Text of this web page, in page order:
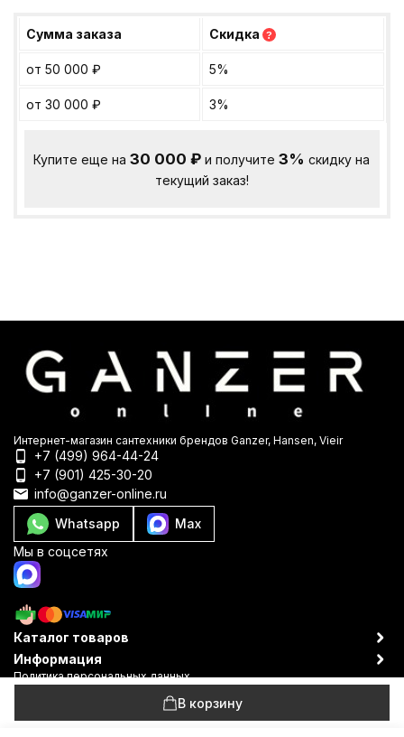
В корзину
Сумма заказа Скидка ?
от 50 000 ₽ 5%
от 30 000 ₽ 3%
Купите еще на30 000₽ и получите3% скидку на
текущий заказ!
Интернет-магазин сантехники брендов Ganzer, Hansen, Vieir
+7 (499) 964-44-24
+7 (901) 425-30-20
info@ganzer-online.ru
Whatsapp
Max
Мы в соцсетях
Каталог товаров
Информация
Политика персональных данных